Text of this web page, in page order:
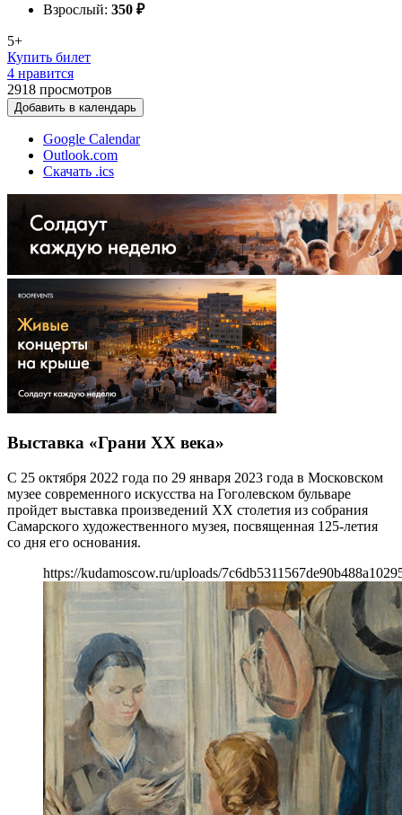
Взрослый: 350 ₽
5+
Купить билет
4 нравится
2918 просмотров
Добавить в календарь
Google Calendar
Outlook.com
Скачать .ics
Выставка «Грани XX века»
С 25 октября 2022 года по 29 января 2023 года в Московском
музее современного искусства на Гоголевском бульваре
пройдет выставка произведений XX столетия из собрания
Самарского художественного музея, посвященная 125-летия
со дня его основания.
https://kudamoscow.ru/uploads/